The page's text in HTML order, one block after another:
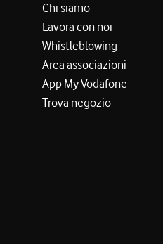
Chi siamo
Lavora con noi
Whistleblowing
Area associazioni
App My Vodafone
Trova negozio